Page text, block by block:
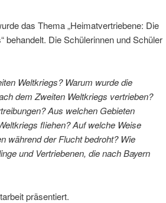
das Thema „Heimatvertriebene: Die
behandelt. Die Schülerinnen und Schüler
Weltkriegs? Warum wurde die
dem Zweiten Weltkriegs vertrieben?
Aus welchen Gebieten
fliehen? Auf welche Weise
während der Flucht bedroht? Wie
und Vertriebenen, die nach Bayern
präsentiert.